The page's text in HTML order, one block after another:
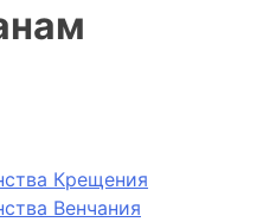
Крещения
Венчания